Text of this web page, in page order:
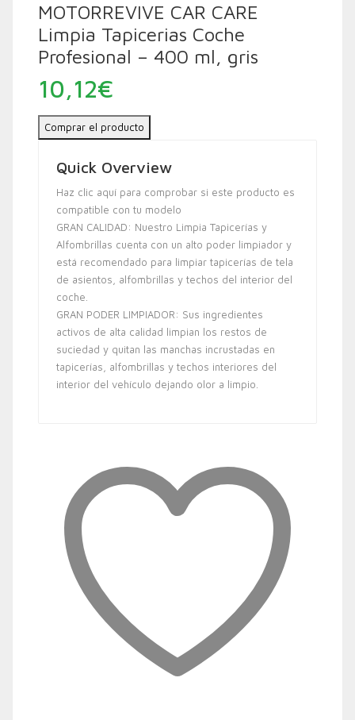
MOTORREVIVE CAR CARE
Limpia Tapicerias Coche
Profesional – 400 ml, gris
10,12€
Comprar el producto
Quick Overview
Haz clic aquí para comprobar si este producto es
compatible con tu modelo
GRAN CALIDAD: Nuestro Limpia Tapicerías y
Alfombrillas cuenta con un alto poder limpiador y
está recomendado para limpiar tapicerías de tela
de asientos, alfombrillas y techos del interior del
coche.
GRAN PODER LIMPIADOR: Sus ingredientes
activos de alta calidad limpian los restos de
suciedad y quitan las manchas incrustadas en
tapicerías, alfombrillas y techos interiores del
interior del vehículo dejando olor a limpio.